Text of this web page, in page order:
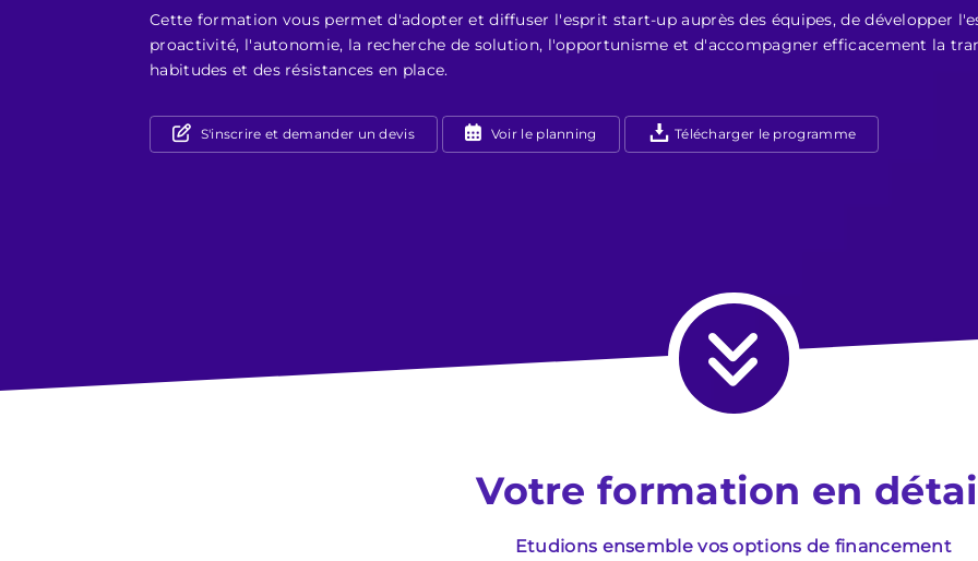
Cette formation vous permet d'adopter et diffuser l'esprit start-up auprès des équipes, de développer
proactivité, l'autonomie, la recherche de solution, l'opportunisme et d'accompagner efficacement la
habitudes et des résistances en place.
S'inscrire et demander un devis Voir le planning Télécharger le programme
Votre formation en
Etudions ensemble vos options de financement